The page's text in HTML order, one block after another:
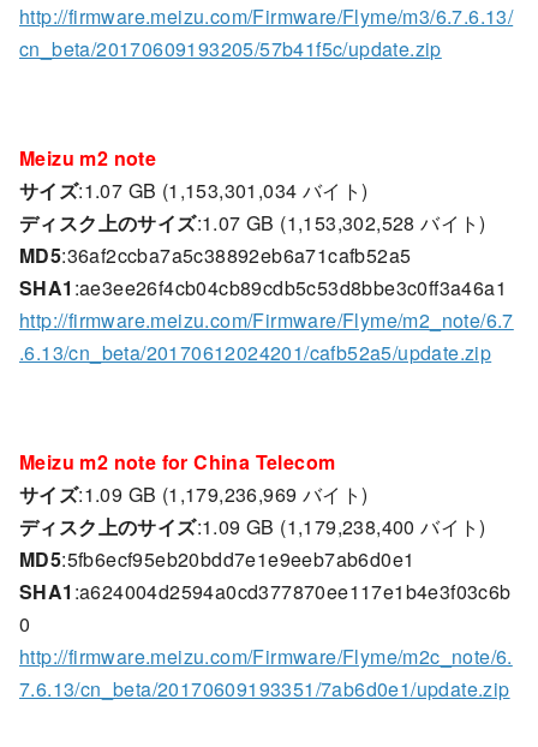
http://firmware.meizu.com/Firmware/Flyme/m3/6.7.6.13/
cn_beta/20170609193205/57b41f5c/update.zip
Meizu m2 note
サイズ:1.07 GB (1,153,301,034 バイト)
ディスク上のサイズ:1.07 GB (1,153,302,528 バイト)
MD5:36af2ccba7a5c38892eb6a71cafb52a5
SHA1 :ae3ee26f4cb04cb89cdb5c53d8bbe3c0ff3a46a1
http://firmware.meizu.com/Firmware/Flyme/m2_note/6.7
.6.13/cn_beta/20170612024201/cafb52a5/update.zip
Meizu m2 note for China Telecom
サイズ:1.09 GB (1,179,236,969 バイト)
ディスク上のサイズ:1.09 GB (1,179,238,400 バイト)
MD5:5fb6ecf95eb20bdd7e1e9eeb7ab6d0e1
SHA1 :a624004d2594a0cd377870ee117e1b4e3f03c6b
0
http://firmware.meizu.com/Firmware/Flyme/m2c_note/6.
7.6.13/cn_beta/20170609193351/7ab6d0e1/update.zip